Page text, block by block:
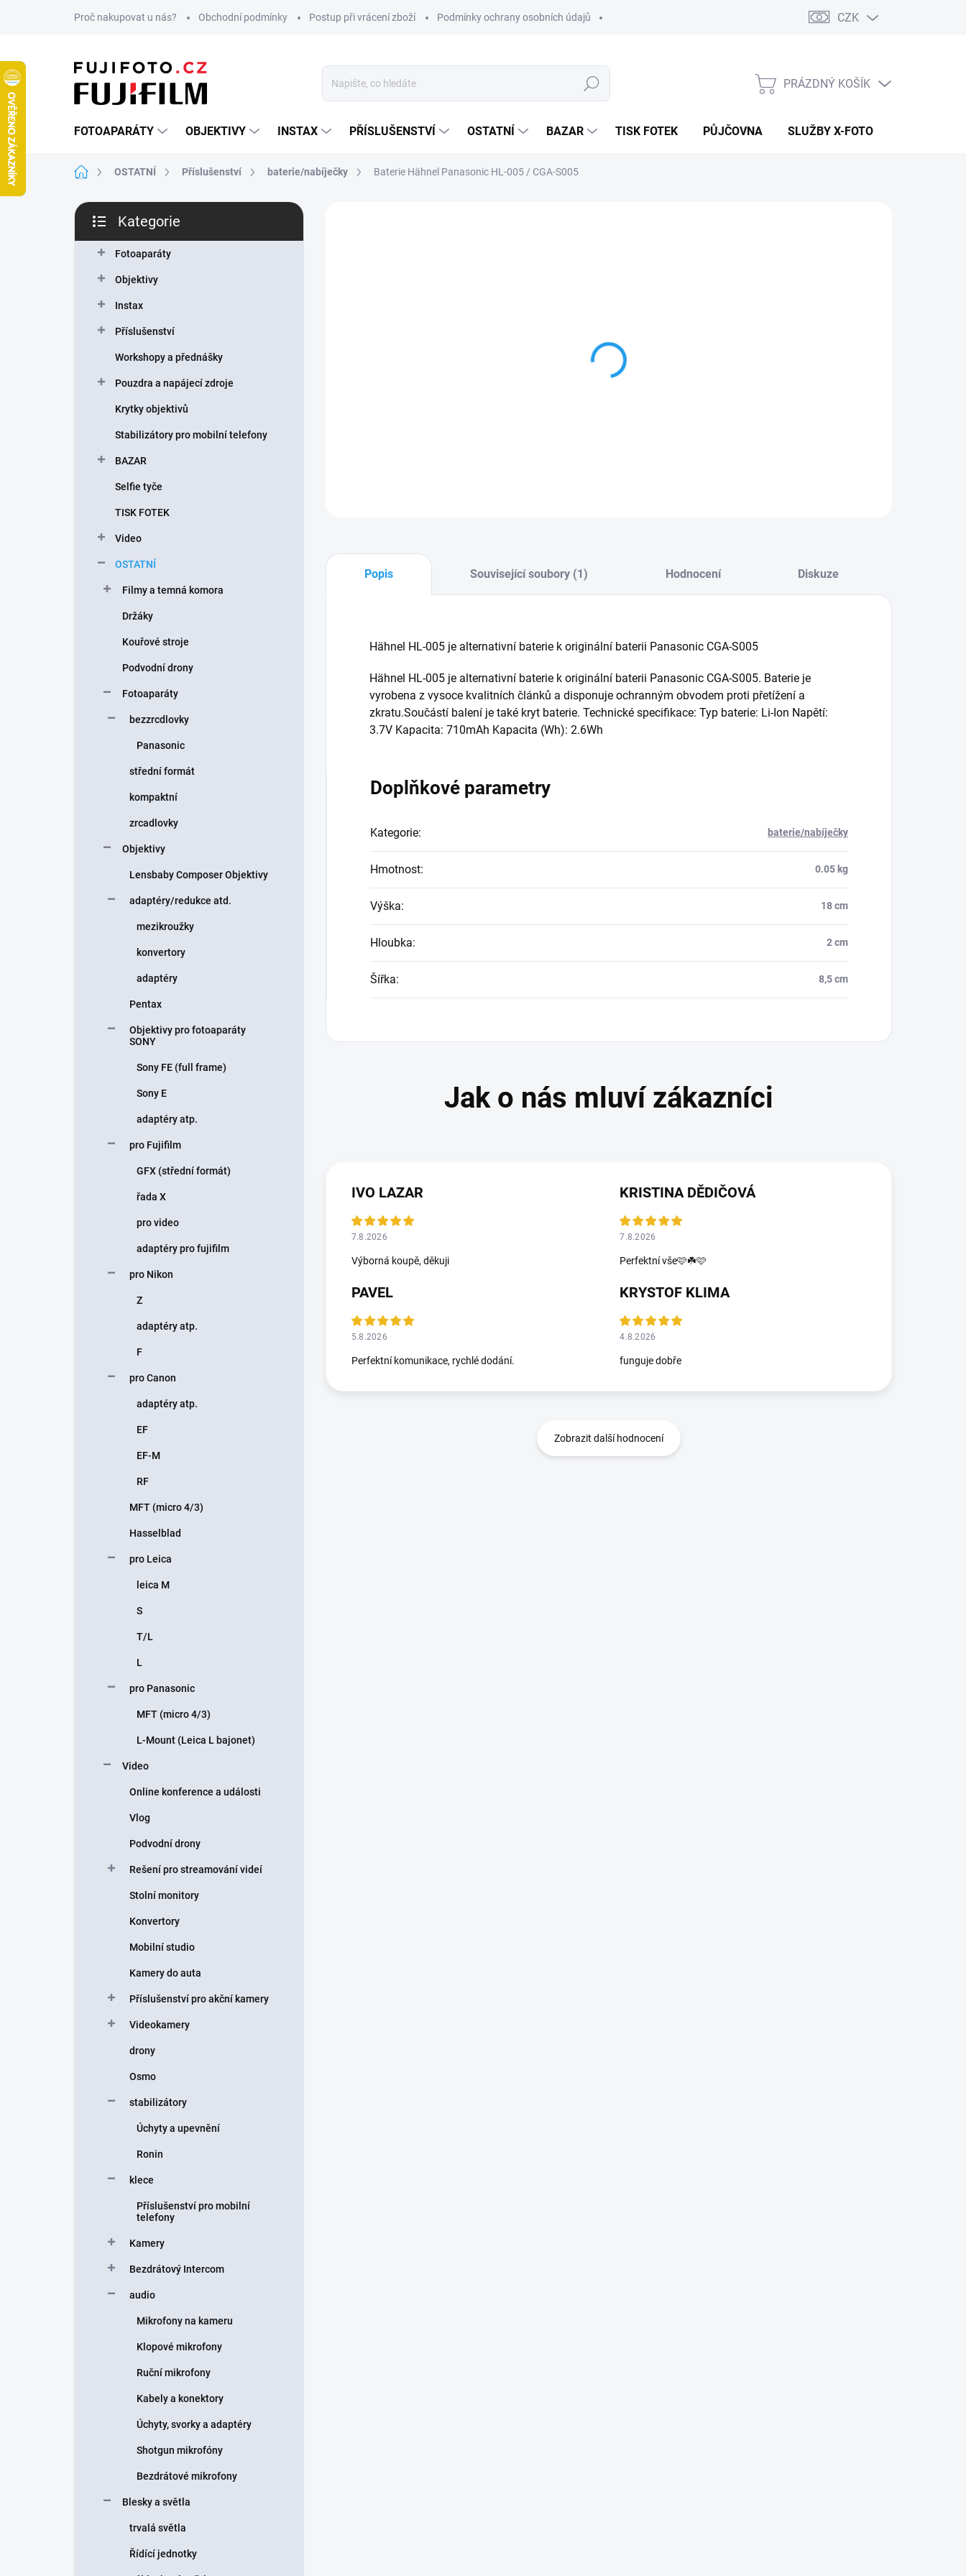
Proč nakupovat u nás? Obchodní podmínky Postup při vrácení zboží Podmínky ochrany osobních údajů CZK
Hledat
NÁKUPNÍ
PRÁZDNÝ KOŠÍK
FOTOAPARÁTY OBJEKTIVY INSTAX PŘÍSLUŠENSTVÍ OSTATNÍ BAZAR TISK FOTEK PŮJČOVNA SLUŽBY X-FOTO
Domů OSTATNÍ Příslušenství baterie/nabíječky Baterie Hähnel Panasonic HL-005 / CGA-S005
P
s
kategorie
Kategorie
Fotoaparáty
Objektivy
Instax
Příslušenství
Workshopy a přednášky
Pouzdra a napájecí zdroje
Krytky objektivů
Stabilizátory pro mobilní telefony
BAZAR
Selfie tyče
TISK FOTEK
Video
OSTATNÍ
Filmy a temná komora
Držáky
Kouřové stroje
Podvodní drony
Fotoaparáty
bezzrcdlovky
Panasonic
střední formát
kompaktní
zrcadlovky
Objektivy
Lensbaby Composer Objektivy
adaptéry/redukce atd.
mezikroužky
konvertory
adaptéry
Pentax
Objektivy pro fotoaparáty
SONY
Sony FE (full frame)
Sony E
adaptéry atp.
pro Fujifilm
GFX (střední formát)
řada X
pro video
adaptéry pro fujifilm
pro Nikon
Z
adaptéry atp.
F
pro Canon
adaptéry atp.
EF
EF-M
RF
MFT (micro 4/3)
Hasselblad
pro Leica
leica M
S
T/L
L
pro Panasonic
MFT (micro 4/3)
L-Mount (Leica L bajonet)
Video
Online konference a události
Vlog
Podvodní drony
Rešení pro streamování videí
Stolní monitory
Konvertory
Mobilní studio
Kamery do auta
Příslušenství pro akční kamery
Videokamery
drony
Osmo
stabilizátory
Úchyty a upevnění
Ronin
klece
Příslušenství pro mobilní
telefony
Kamery
Bezdrátový Intercom
audio
Mikrofony na kameru
Klopové mikrofony
Ruční mikrofony
Kabely a konektory
Úchyty, svorky a adaptéry
Shotgun mikrofóny
Bezdrátové mikrofony
Blesky a světla
trvalá světla
Řídící jednotky
Popis Související soubory (1) Hodnocení Diskuze
Hähnel HL-005 je alternativní baterie k originální baterii Panasonic CGA-S005
Hähnel HL-005 je alternativní baterie k originální baterii Panasonic CGA-S005. Baterie je
vyrobena z vysoce kvalitních článků a disponuje ochranným obvodem proti přetížení a
zkratu.Součástí balení je také kryt baterie. Technické specifikace: Typ baterie: Li-Ion Napětí:
3.7V Kapacita: 710mAh Kapacita (Wh): 2.6Wh
Doplňkové parametry
Kategorie: baterie/nabíječky
Hmotnost: 0.05 kg
Výška: 18 cm
Hloubka: 2 cm
Šířka: 8,5 cm
IVO LAZAR
7.8.2026
Výborná koupě, děkuji
KRISTINA DĚDIČOVÁ
7.8.2026
Perfektní vše🩷☘️🩷
PAVEL
5.8.2026
Perfektní komunikace, rychlé dodání.
KRYSTOF KLIMA
4.8.2026
funguje dobře
Zobrazit další hodnocení